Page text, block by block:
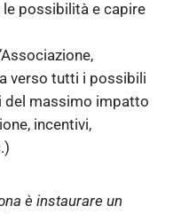
possibilità e capire
verso tutti i possibili
del massimo impatto
incentivi,
è instaurare un